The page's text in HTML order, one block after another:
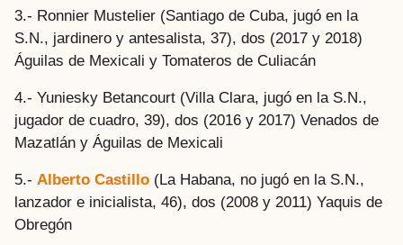
3.- Ronnier Mustelier (Santiago de Cuba, jugó en la
S.N., jardinero y antesalista, 37), dos (2017 y 2018)
Águilas de Mexicali y Tomateros de Culiacán
4.- Yuniesky Betancourt (Villa Clara, jugó en la S.N.,
jugador de cuadro, 39), dos (2016 y 2017) Venados de
Mazatlán y Águilas de Mexicali
5.- Alberto Castillo (La Habana, no jugó en la S.N.,
lanzador e inicialista, 46), dos (2008 y 2011) Yaquis de
Obregón